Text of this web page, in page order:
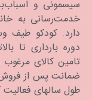
خدمت‌رسانی به
دارد. كودكو طیف
تامین کالای
ضمانت پس از فروش
طول سالهای فعالیت